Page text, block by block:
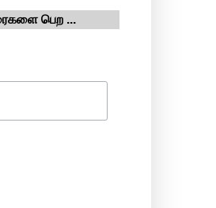
பெற ...